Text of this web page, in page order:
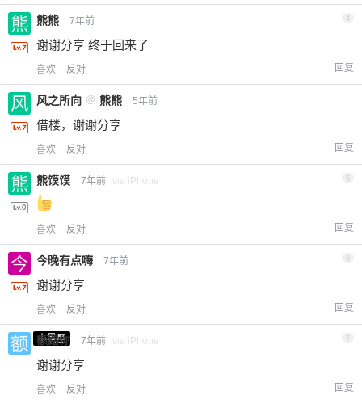
熊熊 7年前 4
谢谢分享 终于回来了
喜欢 反对 回复
风之所向 @ 熊熊 5年前
借楼，谢谢分享
喜欢 反对 回复
熊馍馍 7年前 via iPhone 5
喜欢 反对 回复
今晚有点嗨 7年前 6
谢谢分享
喜欢 反对 回复
小黑屋
额路你 7年前 via iPhone 7
谢谢分享
喜欢 反对 回复